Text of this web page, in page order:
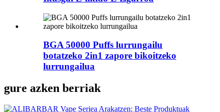
BGA 50000 Puffs lurrungailu
botatzeko 2in1 zapore bikoitzeko
lurrungailua
gure azken berriak